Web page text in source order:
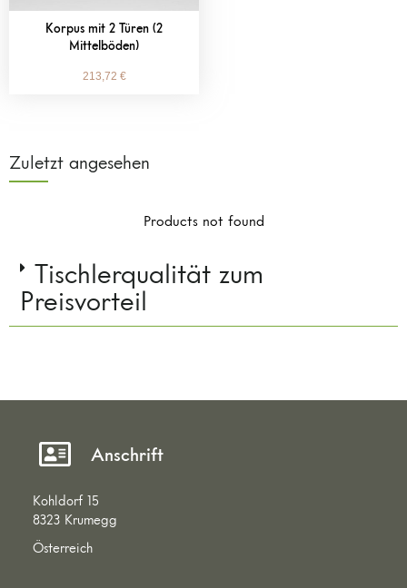
Korpus mit 2 Türen (2
Mittelböden)
213,72 €
Zuletzt angesehen
Products not found
Tischlerqualität zum
Preisvorteil
Anschrift
Kohldorf 15
8323 Krumegg
Österreich